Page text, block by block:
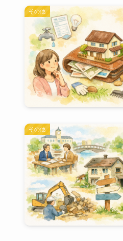
その他
その他